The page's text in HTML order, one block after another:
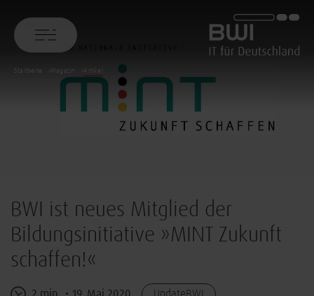
BWI GmbH
Startseite Magazin Artikel
BWI ist neues Mitglied der
Bildungsinitiative »MINT Zukunft
schaffen!«